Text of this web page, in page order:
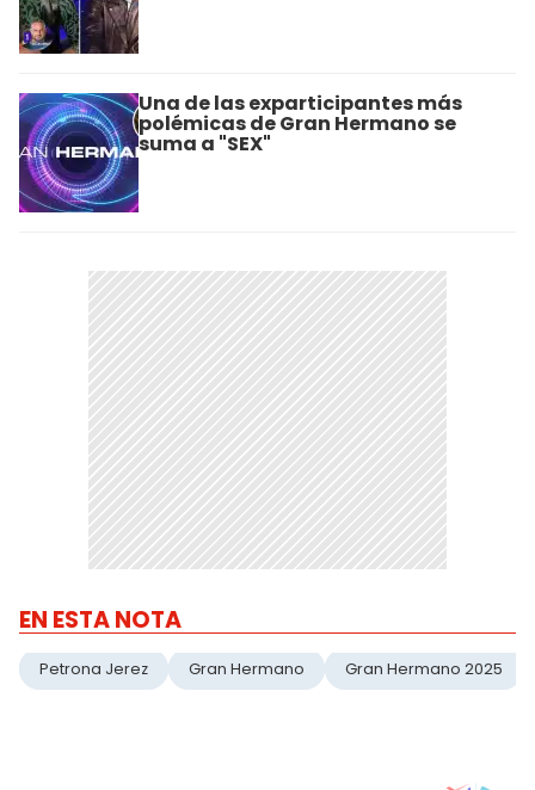
Una de las exparticipantes más
polémicas de Gran Hermano se
suma a "SEX"
EN ESTA NOTA
Petrona Jerez Gran Hermano Gran Hermano 2025